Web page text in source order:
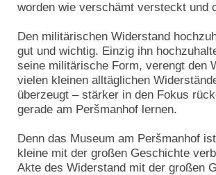
worden wie verschämt versteckt und
Den militärischen Widerstand
gut und wichtig. Einzig ihn
seine militärische Form, verengt den
vielen kleinen alltäglichen
überzeugt – stärker in den Fokus
gerade am Peršmanhof lernen.
Denn das Museum am Peršmanhof
kleine mit der großen Geschichte
Akte des Widerstand mit der großen